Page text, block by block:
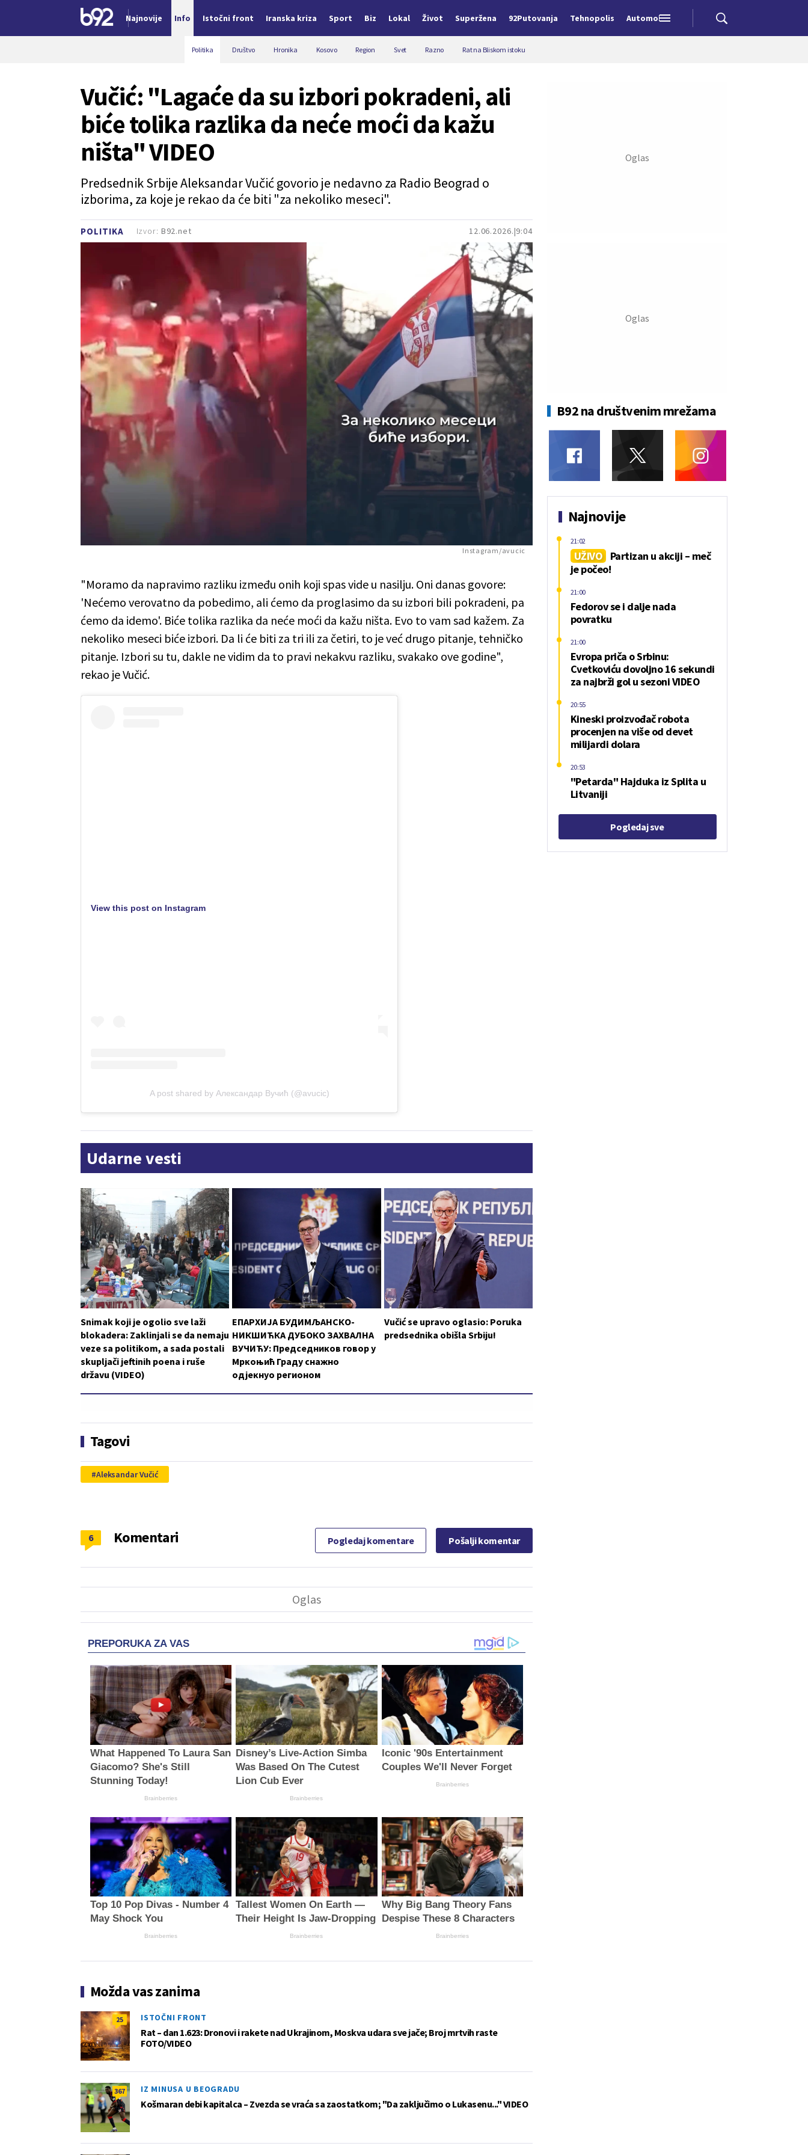
Najnovije Info Istočni front Iranska kriza Sport Biz Lokal Život Superžena 92Putovanja Tehnopolis Automobili
Politika Društvo Hronika Kosovo Region Svet Razno Rat na Bliskom istoku
POLITIKA 12.06.2026. 9:04
Vučić: "Lagaće da su izbori pokradeni, ali
biće tolika razlika da neće moći da kažu
ništa" VIDEO
Predsednik Srbije Aleksandar Vučić govorio je nedavno za Radio Beograd o
izborima, za koje je rekao da će biti "za nekoliko meseci".
Izvor: B92.net
Instagram/avucic
"Moramo da napravimo razliku između onih koji spas vide u nasilju. Oni danas govore:
'Nećemo verovatno da pobedimo, ali ćemo da proglasimo da su izbori bili pokradeni, pa
ćemo da idemo'. Biće tolika razlika da neće moći da kažu ništa. Evo to vam sad kažem. Za
nekoliko meseci biće izbori. Da li će biti za tri ili za četiri, to je već drugo pitanje, tehničko
pitanje. Izbori su tu, dakle ne vidim da to pravi nekakvu razliku, svakako ove godine",
rekao je Vučić.
View this post on Instagram
A post shared by Александар Вучић (@avucic)
Udarne vesti
Snimak koji je ogolio sve laži
blokadera: Zaklinjali se da nemaju
veze sa politikom, a sada postali
skupljači jeftinih poena i ruše
državu (VIDEO)
ЕПАРХИЈА БУДИМЉАНСКО-
НИКШИЋКА ДУБОКО ЗАХВАЛНА
ВУЧИЋУ: Председников говор у
Мркоњић Граду снажно
одјекнуо регионом
Vučić se upravo oglasio: Poruka
predsednika obišla Srbiju!
Tagovi
Aleksandar Vučić
Komentari
6 Pogledaj komentare Pošalji komentar
PREPORUKA ZA VAS
What Happened To Laura San
Giacomo? She's Still
Stunning Today!
Brainberries
Disney’s Live-Action Simba
Was Based On The Cutest
Lion Cub Ever
Brainberries
Iconic '90s Entertainment
Couples We'll Never Forget
Brainberries
Top 10 Pop Divas - Number 4
May Shock You
Brainberries
Tallest Women On Earth —
Their Height Is Jaw-Dropping
Brainberries
Why Big Bang Theory Fans
Despise These 8 Characters
Brainberries
Možda vas zanima
25 ISTOČNI FRONT
Rat – dan 1.623: Dronovi i rakete nad Ukrajinom, Moskva udara sve jače; Broj mrtvih raste
FOTO/VIDEO
367 IZ MINUSA U BEOGRADU
Košmaran debi kapitalca – Zvezda se vraća sa zaostatkom; "Da zaključimo o Lukasenu..." VIDEO
B92 na društvenim mrežama
Najnovije
UŽIVO
Partizan u akciji – meč
je počeo!
21:02
Fedorov se i dalje nada
povratku
21:00
Evropa priča o Srbinu:
Cvetkoviću dovoljno 16 sekundi
za najbrži gol u sezoni VIDEO
21:00
Kineski proizvođač robota
procenjen na više od devet
milijardi dolara
20:55
"Petarda" Hajduka iz Splita u
Litvaniji
20:53
Pogledaj sve